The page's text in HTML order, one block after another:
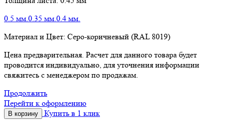
0.5 мм. 0.35 мм. 0.4 мм.
Материал и Цвет: Серо-коричневый (RAL 8019)
Цена предварительная. Расчет для данного товара будет
проводится индивидуально, для уточнения информации
свяжитесь с менеджером по продажам.
Продолжить
Перейти к оформлению
В корзину
Купить в 1 клик